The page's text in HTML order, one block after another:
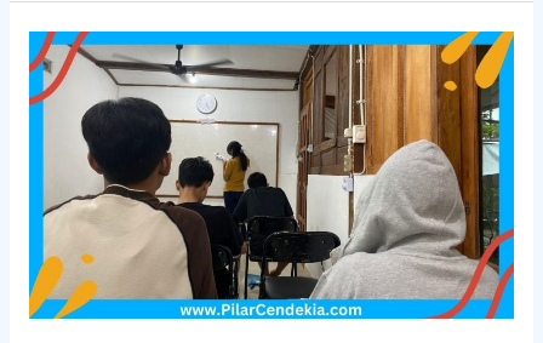
Terbukti
Efektif
Membantu
Menguasai
Pelajaran
Sulit